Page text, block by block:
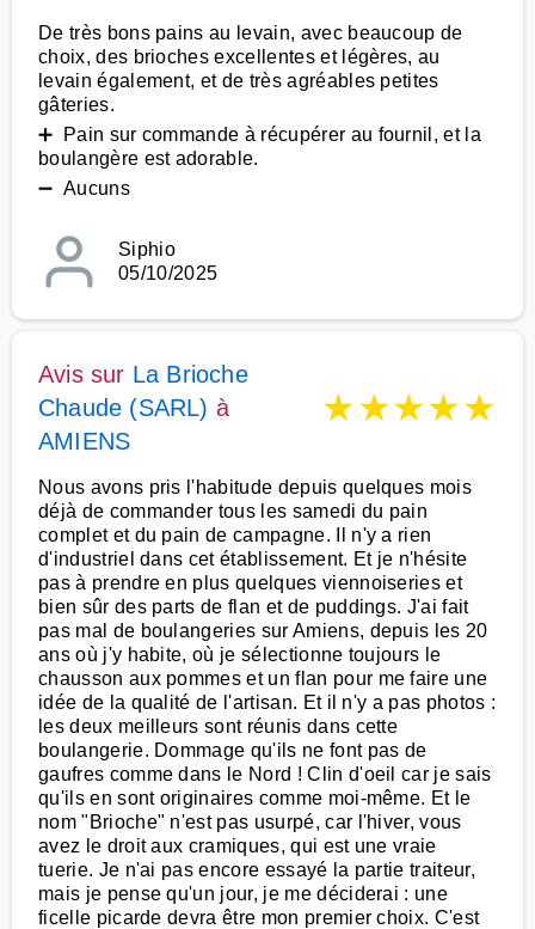
De très bons pains au levain, avec beaucoup de
choix, des brioches excellentes et légères, au
levain également, et de très agréables petites
gâteries.
➕ Pain sur commande à récupérer au fournil, et la
boulangère est adorable.
➖ Aucuns
Siphio
05/10/2025
Avis sur La Brioche
Chaude (SARL) à
AMIENS
★★★★★
Nous avons pris l'habitude depuis quelques mois
déjà de commander tous les samedi du pain
complet et du pain de campagne. Il n'y a rien
d'industriel dans cet établissement. Et je n'hésite
pas à prendre en plus quelques viennoiseries et
bien sûr des parts de flan et de puddings. J'ai fait
pas mal de boulangeries sur Amiens, depuis les 20
ans où j'y habite, où je sélectionne toujours le
chausson aux pommes et un flan pour me faire une
idée de la qualité de l'artisan. Et il n'y a pas photos :
les deux meilleurs sont réunis dans cette
boulangerie. Dommage qu'ils ne font pas de
gaufres comme dans le Nord ! Clin d'oeil car je sais
qu'ils en sont originaires comme moi-même. Et le
nom "Brioche" n'est pas usurpé, car l'hiver, vous
avez le droit aux cramiques, qui est une vraie
tuerie. Je n'ai pas encore essayé la partie traiteur,
mais je pense qu'un jour, je me déciderai : une
ficelle picarde devra être mon premier choix. C'est